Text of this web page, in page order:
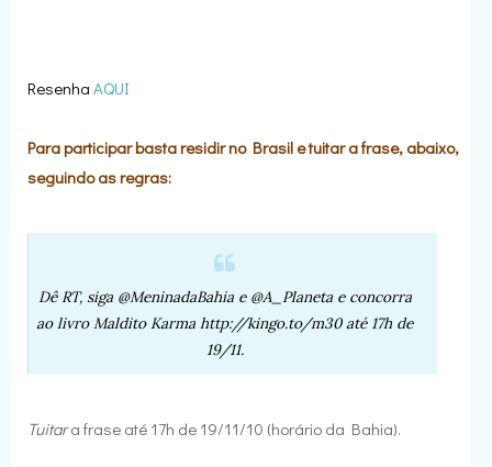
Resenha AQUI
Para participar basta residir no Brasil e tuitar a frase, abaixo,
seguindo as regras:
Dê RT, siga @MeninadaBahia e @A_Planeta e concorra
ao livro Maldito Karma http://kingo.to/m30até 17h de
19/11.
Tuitara frase até 17h de 19/11/10 (horário da Bahia).